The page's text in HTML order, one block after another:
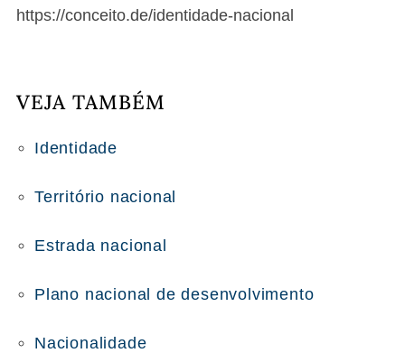
https://conceito.de/identidade-nacional
VEJA TAMBÉM
Identidade
Território nacional
Estrada nacional
Plano nacional de desenvolvimento
Nacionalidade